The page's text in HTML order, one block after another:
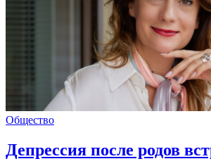
Общество
Депрессия после родов